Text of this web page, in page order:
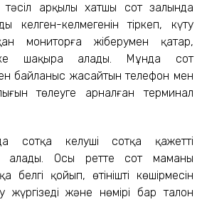
тәсіл арқылы хатшы сот залында
келген-келмегенін тіркеп, күту
мониторға жіберумен қатар,
шақыра алады. Мұнда сот
байланыс жасайтын телефон мен
төлеуге арналған терминал
сотқа келуші сотқа қажетті
алады. Осы ретте сот маманы
қойып, өтініштің көшірмесін
жүргізеді және нөмірі бар талон